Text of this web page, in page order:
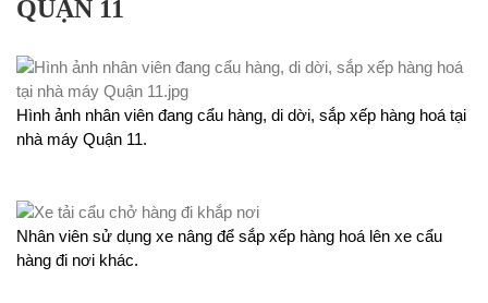
QUẬN 11
Hình ảnh nhân viên đang cẩu hàng, di dời, sắp xếp hàng hoá tại
nhà máy Quận 11.
Nhân viên sử dụng xe nâng để sắp xếp hàng hoá lên xe cẩu
hàng đi nơi khác.